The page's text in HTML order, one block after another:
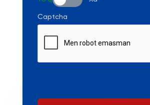
Captcha